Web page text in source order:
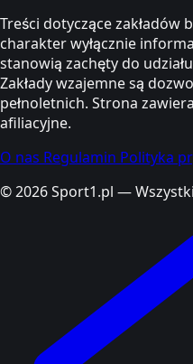
Treści dotyczące zakładów
charakter wyłącznie
stanowią zachęty do
Zakłady wzajemne są
pełnoletnich. Strona
afiliacyjne.
O nas Regulamin Polityka
© 2026 Sport1.pl —